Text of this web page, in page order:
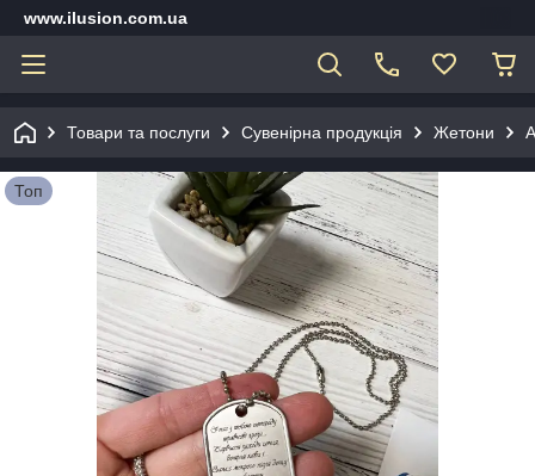
www.ilusion.com.ua
Товари та послуги Сувенірна продукція Жетони
Топ